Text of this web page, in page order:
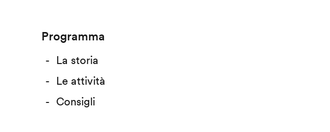
Programma
La storia
Le attività
Consigli